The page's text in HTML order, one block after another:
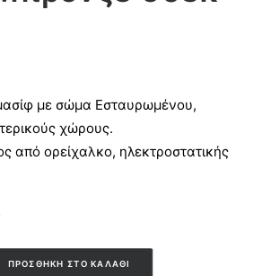
με σώμα Εσταυρωμένου,
χώρους.
από ορείχαλκο, ηλεκτροστατικής
ΠΡΟΣΘΉΚΗ ΣΤΟ ΚΑΛΆΘΙ